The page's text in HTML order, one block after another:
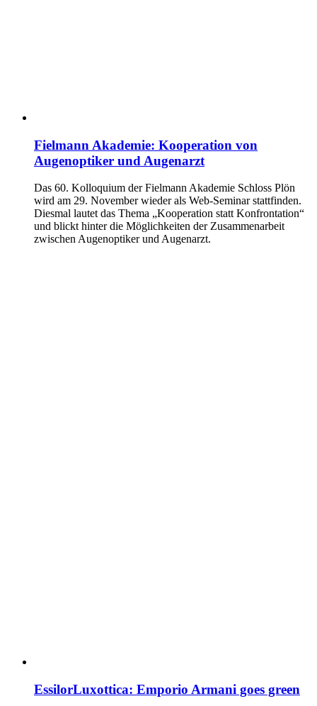
Fielmann Akademie: Kooperation von
Augenoptiker und Augenarzt
Das 60. Kolloquium der Fielmann Akademie Schloss Plön
wird am 29. November wieder als Web-Seminar stattfinden.
Diesmal lautet das Thema „Kooperation statt Konfrontation“
und blickt hinter die Möglichkeiten der Zusammenarbeit
zwischen Augenoptiker und Augenarzt.
EssilorLuxottica: Emporio Armani goes green